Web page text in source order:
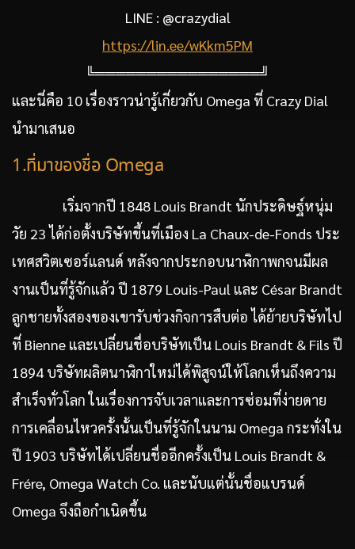
LINE : @crazydial
https://lin.ee/wKkm5PM
╚════════════════╝
และนี่คือ 10 เรื่องราวน่ารู้เกี่ยวกับ Omega ที่ Crazy Dial
นำมาเสนอ
1.ที่มาของชื่อ Omega
เริ่มจากปี 1848 Louis Brandt นักประดิษฐ์หนุ่ม
วัย 23 ได้ก่อตั้งบริษัทขึ้นที่เมือง La Chaux-de-Fonds ประ
เทศสวิตเซอร์แลนด์ หลังจากประกอบนาฬิกาพกจนมีผล
งานเป็นที่รู้จักแล้ว ปี 1879 Louis-Paul และ César Brandt
ลูกชายทั้งสองของเขารับช่วงกิจการสืบต่อ ได้ย้ายบริษัทไป
ที่ Bienne และเปลี่ยนชื่อบริษัทเป็น Louis Brandt & Fils ปี
1894 บริษัทผลิตนาฬิกาใหม่ได้พิสูจน์ให้โลกเห็นถึงความ
สำเร็จทั่วโลก ในเรื่องการจับเวลาและการซ่อมที่ง่ายดาย
การเคลื่อนไหวครั้งนั้นเป็นที่รู้จักในนาม Omega กระทั่งใน
ปี 1903 บริษัทได้เปลี่ยนชื่ออีกครั้งเป็น Louis Brandt &
Frére, Omega Watch Co. และนับแต่นั้นชื่อแบรนด์
Omega จึงถือกำเนิดขึ้น